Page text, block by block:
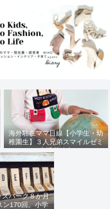
海外駐在ママ目線【小学生・幼
稚園生】３人兄弟スマイルゼミ
生活継続中
ズパーク８か月
ン170回。小学